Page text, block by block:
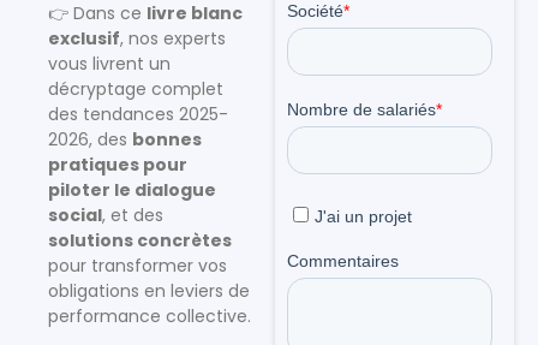
👉 Dans ce livre blanc
exclusif, nos experts
vous livrent un
décryptage complet
des tendances 2025-
2026, des bonnes
pratiques pour
piloter le dialogue
social, et des
solutions concrètes
pour transformer vos
obligations en leviers de
performance collective.